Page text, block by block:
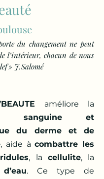
du changement ne peut
l’intérieur, chacun de nous
» J.Salomé
améliore la
sanguine et
du derme et de
, aide àcombattre les
ridules, la cellulite, la
. Ce type de